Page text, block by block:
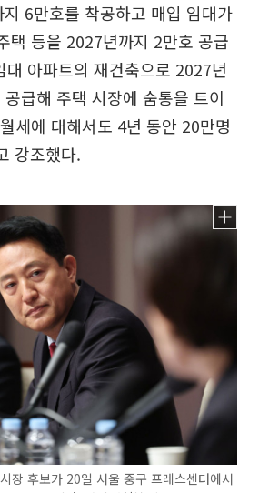
6만호를 착공하고 매입 임대가
택 등을 2027년까지 2만호 공급
대 아파트의 재건축으로 2027년
급해 주택 시장에 숨통을 트이
세에 대해서도 4년 동안 20만명
강조했다.
장 후보가 20일 서울 중구 프레스센터에서